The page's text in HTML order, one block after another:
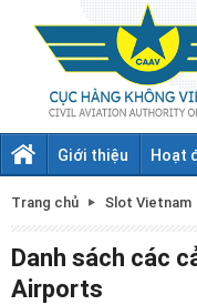
Giới thiệu Hoạt
Trang chủ Slot Vietnam
Danh sách các
Airports